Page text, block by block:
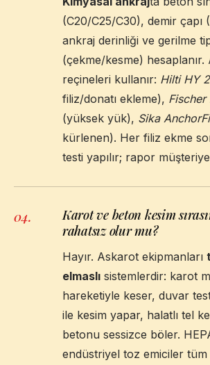
(C20/C25/C30), demir çapı
ankraj derinliği ve gerilme
(çekme/kesme)
reçineleri kullanır: Hilti HY
filiz/donatı ekleme), Fischer
(yüksek yük), Sika
kürlenen). Her filiz ekme
testi yapılır; rapor
04.
Karot ve beton kesim
rahatsız olur mu?
Hayır. Askarot ekipmanları
elmaslı sistemlerdir: karot
hareketiyle keser, duvar
ile kesim yapar, halatlı tel
betonu sessizce böler.
endüstriyel toz emiciler